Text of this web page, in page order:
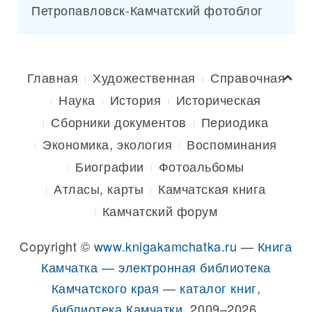
Петропавловск-Камчатский фотоблог
Главная Художественная
Справочная
Наука
История
Историческая
Сборники документов
Периодика
Экономика, экология
Воспоминания
Биографии
Фотоальбомы
Атласы, карты
Камчатская книга
Камчатский форум
Copyright © www.knigakamchatka.ru — Книга
Камчатка — электронная библиотека
Камчатского края — каталог книг,